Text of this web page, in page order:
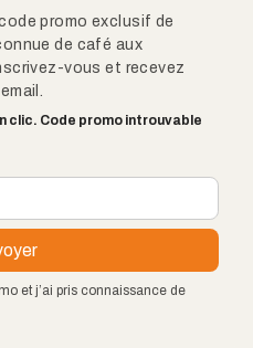
promo exclusif de
de café aux
vous et recevez
clic. Code promo introuvable
et j’ai pris connaissance de